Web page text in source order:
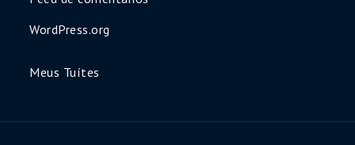
WordPress.org
Meus Tuítes